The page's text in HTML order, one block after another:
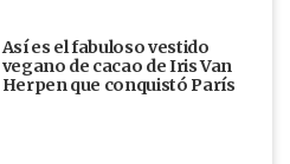
Así es el fabuloso vestido
vegano de cacao de Iris Van
Herpen que conquistó París